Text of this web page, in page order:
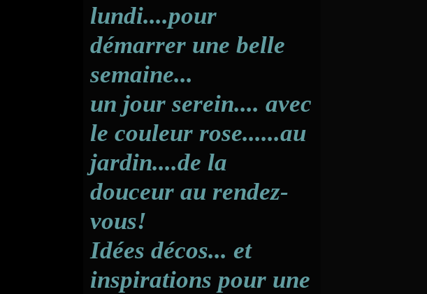
lundi....pour
démarrer une belle
semaine...
un jour serein.... avec
le couleur rose......au
jardin....de la
douceur au rendez-
vous!
Idées décos... et
inspirations pour une